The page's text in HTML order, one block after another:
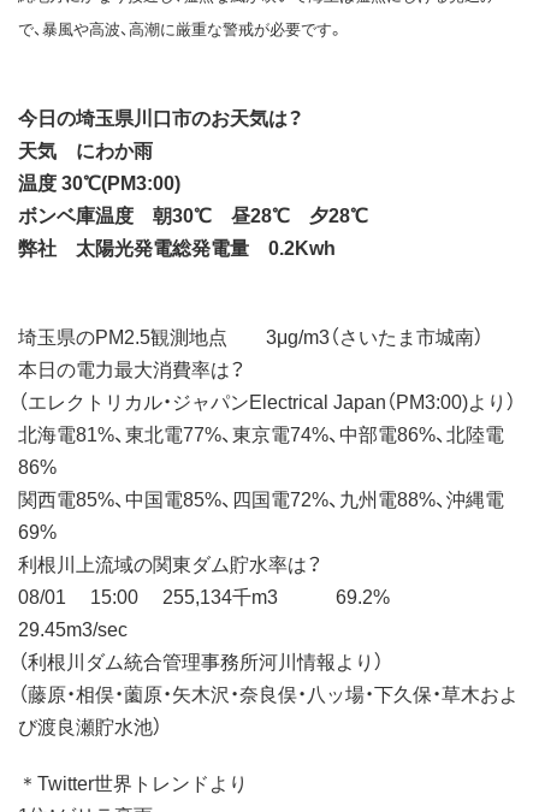
で、暴風や高波、高潮に厳重な警戒が必要です。
今日の埼玉県川口市のお天気は？
天気 にわか雨
温度 30℃(PM3:00)
ボンベ庫温度 朝30℃ 昼28℃ 夕28℃
弊社 太陽光発電総発電量 0.2Kwh
埼玉県のPM2.5観測地点 3μg/m3（さいたま市城南）
本日の電力最大消費率は？
（エレクトリカル・ジャパンElectrical Japan（PM3:00)より）
北海電81%、東北電77%、東京電74%、中部電86%、北陸電
86%
関西電85%、中国電85%、四国電72%、九州電88%、沖縄電
69%
利根川上流域の関東ダム貯水率は？
08/01 15:00 255,134千m3 69.2%
29.45m3/sec
（利根川ダム統合管理事務所河川情報より）
（藤原・相俣・薗原・矢木沢・奈良俣・八ッ場・下久保・草木およ
び渡良瀬貯水池）
＊Twitter世界トレンドより